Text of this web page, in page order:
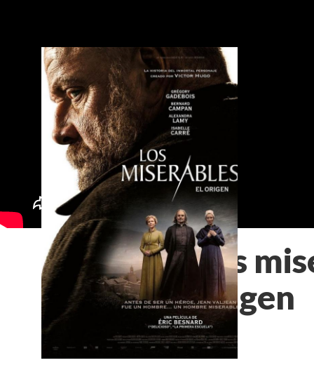
Los
origen